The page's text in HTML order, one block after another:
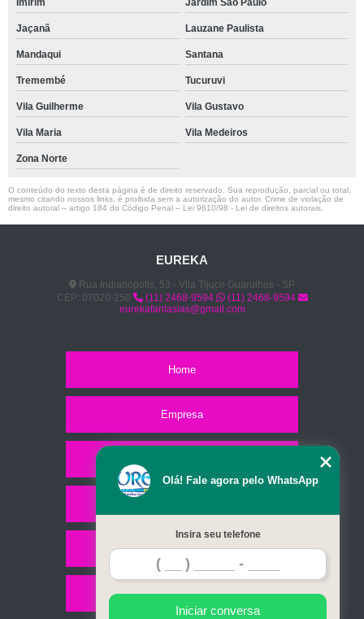
Imirim Jardim São Paulo
Jaçanã Lauzane Paulista
Mandaqui Santana
Tremembé Tucuruvi
Vila Guilherme Vila Gustavo
Vila Maria Vila Medeiros
Zona Norte
O conteúdo do texto desta página é de direito reservado. Sua reprodução, parcial ou total,
mesmo citando nossos links, é proibida sem a autorização do autor. Crime de violação de
direito autoral – artigo 184 do Código Penal – Lei 9610/98 - Lei de direitos autorais
EUREKA
Rua Indianópolis, 53 - Vila Tijuco Guarulhos - SP
CEP: 07020-250
(11) 2468-9594
(11) 2468-9594
eurekafantasias@gmail.com
Home
Empresa
Contato
Mapa do site
Olá! Fale agora pelo WhatsApp
Insira seu telefone
Iniciar conversa